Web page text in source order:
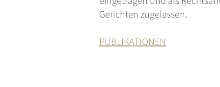
Gerichten zugelassen.
PUBLIKATIONEN